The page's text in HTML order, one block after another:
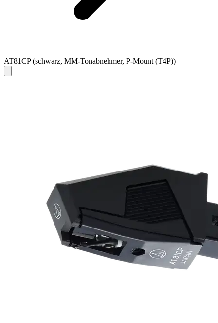
AT81CP (schwarz, MM-Tonabnehmer, P-Mount (T4P))